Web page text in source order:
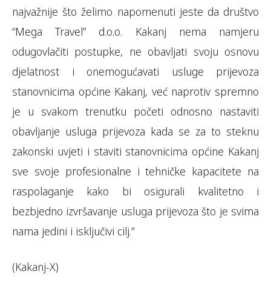
najvažnije što želimo napomenuti jeste da društvo
“Mega Travel” d.o.o. Kakanj nema namjeru
odugovlačiti postupke, ne obavljati svoju osnovu
djelatnost i onemogućavati usluge prijevoza
stanovnicima općine Kakanj, već naprotiv spremno
je u svakom trenutku početi odnosno nastaviti
obavljanje usluga prijevoza kada se za to steknu
zakonski uvjeti i staviti stanovnicima općine Kakanj
sve svoje profesionalne i tehničke kapacitete na
raspolaganje kako bi osigurali kvalitetno i
bezbjedno izvršavanje usluga prijevoza što je svima
nama jedini i isključivi cilj.”
(Kakanj-X)